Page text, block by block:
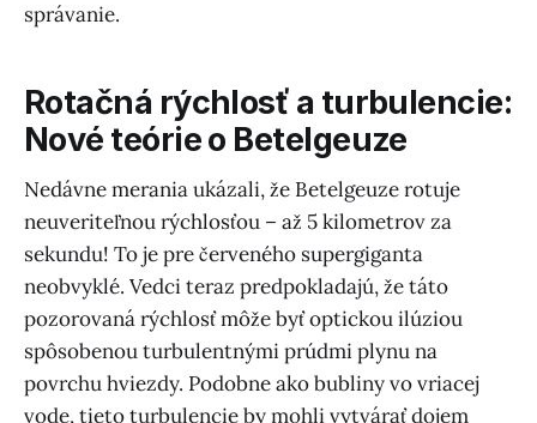
správanie.
Rotačná rýchlosť a turbulencie:
Nové teórie o Betelgeuze
Nedávne merania ukázali, že Betelgeuze rotuje
neuveriteľnou rýchlosťou – až 5 kilometrov za
sekundu! To je pre červeného supergiganta
neobvyklé. Vedci teraz predpokladajú, že táto
pozorovaná rýchlosť môže byť optickou ilúziou
spôsobenou turbulentnými prúdmi plynu na
povrchu hviezdy. Podobne ako bubliny vo vriacej
vode, tieto turbulencie by mohli vytvárať dojem